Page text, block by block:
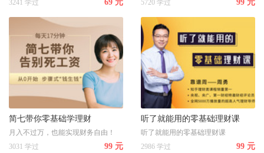
3241 学过
69 元
5720 学过
99 元
简七带你零基础学理财
月入不过万，也能实现财务自由！
3031 学过
99 元
听了就能用的零基础理财课
听了就能用的零基础理财课
2986 学过
99 元